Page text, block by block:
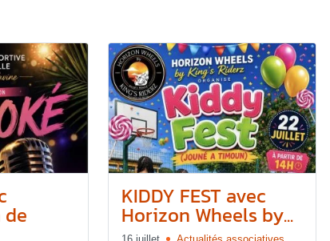
de
KIDDY FEST avec
Horizon Wheels by...